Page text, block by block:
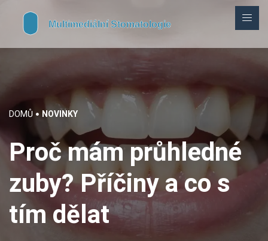
DOMŮ NOVINKY
Proč mám průhledné
zuby? Příčiny a co s
tím dělat